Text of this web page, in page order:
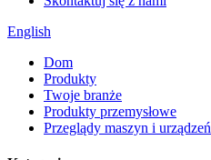
English
Dom
Produkty
Twoje branże
Produkty przemysłowe
Przeglądy maszyn i urządzeń